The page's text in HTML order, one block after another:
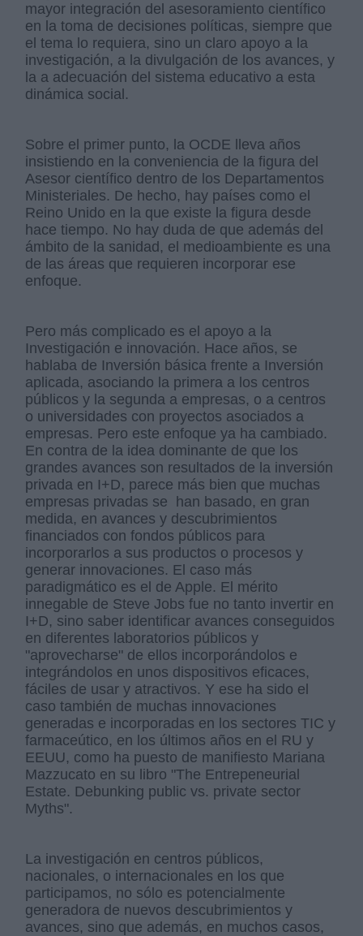
mayor integración del asesoramiento científico
en la toma de decisiones políticas, siempre que
el tema lo requiera, sino un claro apoyo a la
investigación, a la divulgación de los avances, y
la a adecuación del sistema educativo a esta
dinámica social.
Sobre el primer punto, la OCDE lleva años
insistiendo en la conveniencia de la figura del
Asesor científico dentro de los Departamentos
Ministeriales. De hecho, hay países como el
Reino Unido en la que existe la figura desde
hace tiempo. No hay duda de que además del
ámbito de la sanidad, el medioambiente es una
de las áreas que requieren incorporar ese
enfoque.
Pero más complicado es el apoyo a la
Investigación e innovación. Hace años, se
hablaba de Inversión básica frente a Inversión
aplicada, asociando la primera a los centros
públicos y la segunda a empresas, o a centros
o universidades con proyectos asociados a
empresas. Pero este enfoque ya ha cambiado.
En contra de la idea dominante de que los
grandes avances son resultados de la inversión
privada en I+D, parece más bien que muchas
empresas privadas se han basado, en gran
medida, en avances y descubrimientos
financiados con fondos públicos para
incorporarlos a sus productos o procesos y
generar innovaciones. El caso más
paradigmático es el de Apple. El mérito
innegable de Steve Jobs fue no tanto invertir en
I+D, sino saber identificar avances conseguidos
en diferentes laboratorios públicos y
"aprovecharse" de ellos incorporándolos e
integrándolos en unos dispositivos eficaces,
fáciles de usar y atractivos. Y ese ha sido el
caso también de muchas innovaciones
generadas e incorporadas en los sectores TIC y
farmaceútico, en los últimos años en el RU y
EEUU, como ha puesto de manifiesto Mariana
Mazzucato en su libro "The Entrepeneurial
Estate. Debunking public vs. private sector
Myths".
La investigación en centros públicos,
nacionales, o internacionales en los que
participamos, no sólo es potencialmente
generadora de nuevos descubrimientos y
avances, sino que además, en muchos casos,